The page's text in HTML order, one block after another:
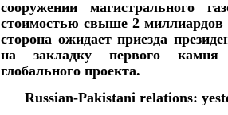
сооружении магистрального
стоимостью свыше 2 миллиардов
сторона ожидает приезда
на закладку первого
глобального проекта.
Russian-Pakistani relations: